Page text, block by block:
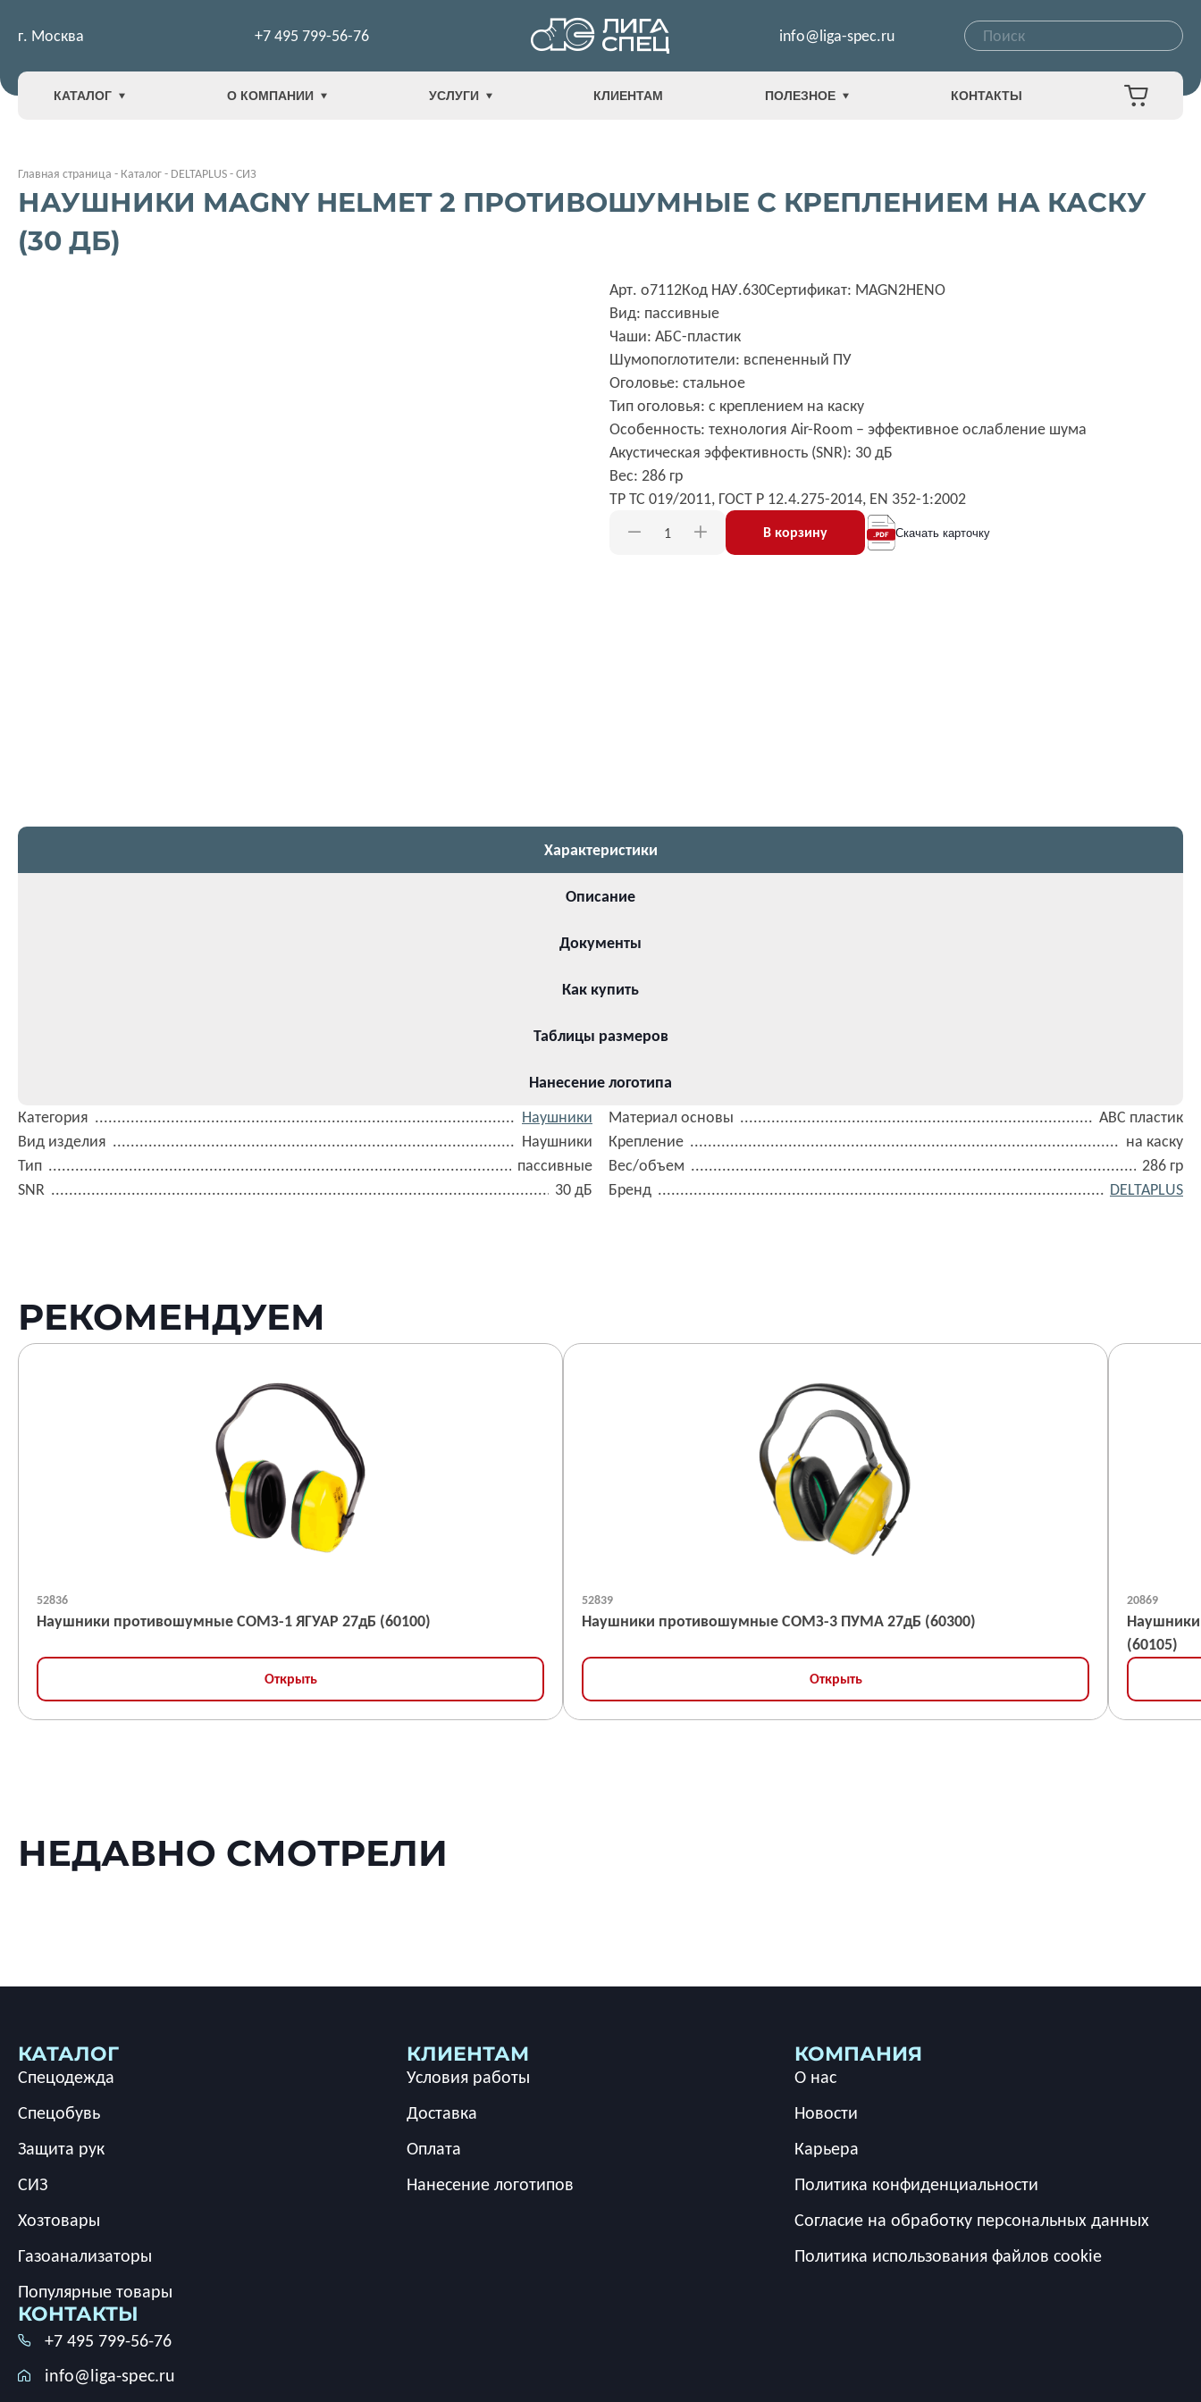
г. Москва +7 495 799-56-76 info@liga-spec.ru
КАТАЛОГ О КОМПАНИИ УСЛУГИ КЛИЕНТАМ ПОЛЕЗНОЕ КОНТАКТЫ
Главная страница - Каталог- DELTAPLUS-СИЗ
НАУШНИКИ MAGNY HELMET 2 ПРОТИВОШУМНЫЕ С КРЕПЛЕНИЕМ НА КАСКУ
(30 ДБ)
Арт. о7112Код НАУ.630Сертификат: MAGN2HENO
Вид: пассивные
Чаши: АБС-пластик
Шумопоглотители: вспененный ПУ
Оголовье: стальное
Тип оголовья: с креплением на каску
Особенность: технология Air-Room – эффективное ослабление шума
Акустическая эффективность (SNR): 30 дБ
Вес: 286 гр
ТР ТС 019/2011, ГОСТ Р 12.4.275-2014, EN 352-1:2002
В корзину Скачать карточку
Характеристики
Описание
Документы
Как купить
Таблицы размеров
Нанесение логотипа
Категория
Наушники
Вид изделия
Наушники
Тип
пассивные
SNR
30 дБ
Материал основы
АВС пластик
Крепление
на каску
Вес/объем
286 гр
Бренд
DELTAPLUS
РЕКОМЕНДУЕМ
52836
Наушники противошумные СОМЗ-1 ЯГУАР 27дБ (60100)
Открыть
52839
Наушники противошумные СОМЗ-3 ПУМА 27дБ (60300)
Открыть
20869
(60105)
НЕДАВНО СМОТРЕЛИ
КАТАЛОГ
Спецодежда
Спецобувь
Защита рук
СИЗ
Хозтовары
Газоанализаторы
Популярные товары
КЛИЕНТАМ
Условия работы
Доставка
Оплата
Нанесение логотипов
КОМПАНИЯ
О нас
Новости
Карьера
Политика конфиденциальности
Согласие на обработку персональных данных
Политика использования файлов cookie
КОНТАКТЫ
+7 495 799-56-76
info@liga-spec.ru